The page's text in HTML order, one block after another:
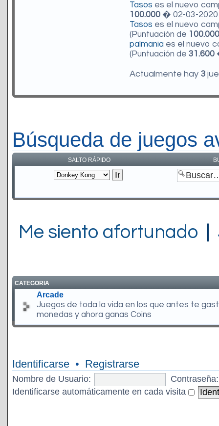
Tasos es el nuevo
100.000 � 02-03-2020
Tasos es el nuevo
(Puntuación de 100.000
palmania es el nuevo
(Puntuación de 31.600
Actualmente hay 3
Búsqueda de juegos
SALTO RÁPIDO
Me siento afortunado
CATEGORIA
Arcade
Juegos de toda la vida en los que antes te
monedas y ahora ganas Coins
Identificarse • Registrarse
Nombre de Usuario:
Contraseña:
Identificarse automáticamente en cada visita